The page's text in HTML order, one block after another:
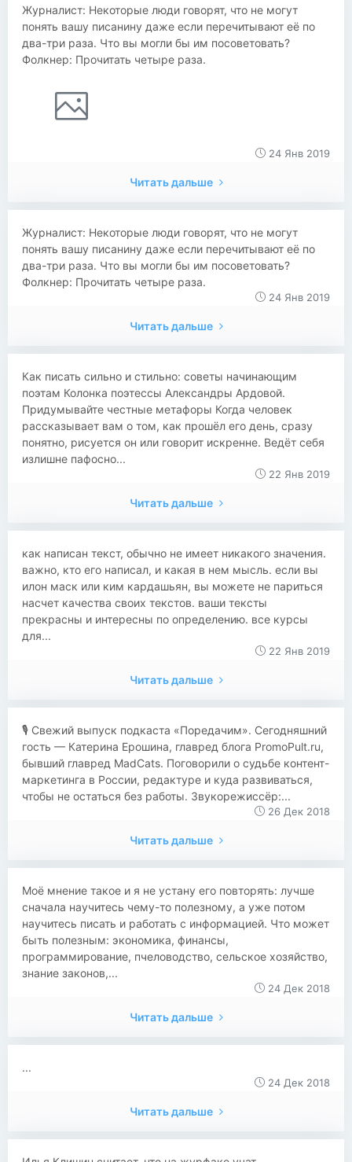
Журналист: Некоторые люди говорят, что не могут
понять вашу писанину даже если перечитывают её по
два-три раза. Что вы могли бы им посоветовать?
Фолкнер: Прочитать четыре раза.
24 Янв 2019
Читать дальше
Журналист: Некоторые люди говорят, что не могут
понять вашу писанину даже если перечитывают её по
два-три раза. Что вы могли бы им посоветовать?
Фолкнер: Прочитать четыре раза.
24 Янв 2019
Читать дальше
Как писать сильно и стильно: советы начинающим
поэтам Колонка поэтессы Александры Ардовой.
Придумывайте честные метафоры Когда человек
рассказывает вам о том, как прошёл его день, сразу
понятно, рисуется он или говорит искренне. Ведёт себя
излишне пафосно...
22 Янв 2019
Читать дальше
как написан текст, обычно не имеет никакого значения.
важно, кто его написал, и какая в нем мысль. если вы
илон маск или ким кардашьян, вы можете не париться
насчет качества своих текстов. ваши тексты
прекрасны и интересны по определению. все курсы
для...
22 Янв 2019
Читать дальше
🎙 Свежий выпуск подкаста «Поредачим». Сегодняшний
гость — Катерина Ерошина, главред блога PromoPult.ru,
бывший главред MadCats. Поговорили о судьбе контент-
маркетинга в России, редактуре и куда развиваться,
чтобы не остаться без работы. Звукорежиссёр:...
26 Дек 2018
Читать дальше
Моё мнение такое и я не устану его повторять: лучше
сначала научитесь чему-то полезному, а уже потом
научитесь писать и работать с информацией. Что может
быть полезным: экономика, финансы,
программирование, пчеловодство, сельское хозяйство,
знание законов,...
24 Дек 2018
Читать дальше
...
24 Дек 2018
Читать дальше